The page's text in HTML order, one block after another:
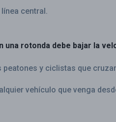
central.
una rotonda debe bajar la
peatones y ciclistas que
vehículo que venga